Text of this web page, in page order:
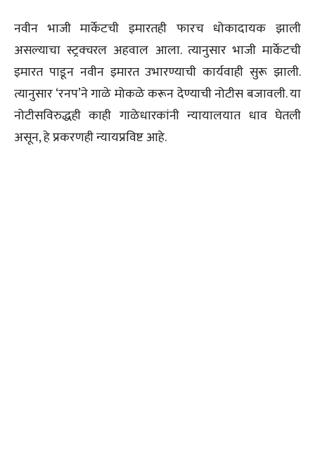
नवीन भाजी मार्केटची इमारतही फारच धोकादायक झाली
असल्याचा स्ट्रक्चरल अहवाल आला. त्यानुसार भाजी मार्केटची
इमारत पाडून नवीन इमारत उभारण्याची कार्यवाही सुरू झाली.
त्यानुसार ‘रनप’ने गाळे मोकळे करून देण्याची नोटीस बजावली. या
नोटीसविरुद्धही काही गाळेधारकांनी न्यायालयात धाव घेतली
असून, हे प्रकरणही न्यायप्रविष्ट आहे.